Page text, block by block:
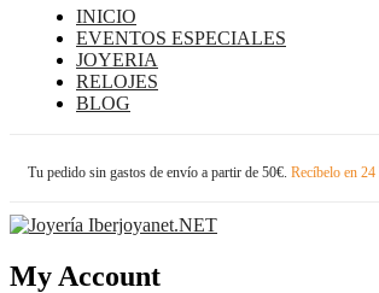
INICIO
EVENTOS ESPECIALES
JOYERIA
RELOJES
BLOG
Tu pedido sin gastos de envío a partir de 50€. Recíbelo en 24
My Account